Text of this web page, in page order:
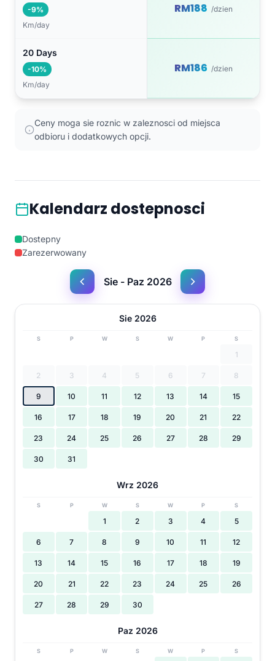
-9%
Km/day
RM188 /dzien
20 Days
-10%
Km/day
RM186 /dzien
Ceny moga sie roznic w zaleznosci od miejsca
odbioru i dodatkowych opcji.
Kalendarz dostepnosci
Dostepny
Zarezerwowany
Sie - Paz 2026
Sie 2026
S P W S W P S
1
2 3 4 5 6 7 8
9 10 11 12 13 14 15
16 17 18 19 20 21 22
23 24 25 26 27 28 29
30 31
Wrz 2026
S P W S W P S
1 2 3 4 5
6 7 8 9 10 11 12
13 14 15 16 17 18 19
20 21 22 23 24 25 26
27 28 29 30
Paz 2026
S P W S W P S